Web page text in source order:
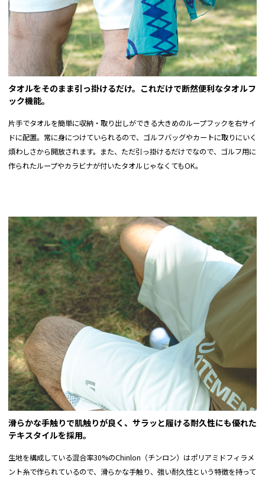
38 39.5 41 42.5
※実寸サイズは弊社スタッフが採寸した実寸値になっております。
メジャーによる採寸のため、若干の誤差が出る場合がございます。
正確なサイズを測るよう心がけておりますが、多少の誤差が生じる場合はご容赦くだ
さい。
タオルをそのまま引っ掛けるだけ。これだけで断然便利なタオルフ
ック機能。
片手でタオルを簡単に収納・取り出しができる大きめのループフックを右サイ
ドに配置。常に身につけていられるので、ゴルフバッグやカートに取りにいく
煩わしさから開放されます。また、ただ引っ掛けるだけでなので、ゴルフ用に
作られたループやカラビナが付いたタオルじゃなくてもOK。
滑らかな手触りで肌触りが良く、サラッと履ける耐久性にも優れた
テキスタイルを採用。
生地を構成している混合率30%のChinlon（チンロン）はポリアミドフィラメ
ント糸で作られているので、滑らかな手触り、強い耐久性という特徴を持って